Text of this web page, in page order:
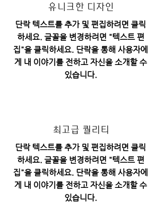
​유니크한 디자인
단락 텍스트를 추가 및 편집하려면 클릭
하세요. 글꼴을 변경하려면 "텍스트 편
집"을 클릭하세요. 단락을 통해 사용자에
게 내 이야기를 전하고 자신을 소개할 수
있습니다.
최고급 퀄리티
단락 텍스트를 추가 및 편집하려면 클릭
하세요. 글꼴을 변경하려면 "텍스트 편
집"을 클릭하세요. 단락을 통해 사용자에
게 내 이야기를 전하고 자신을 소개할 수
있습니다.